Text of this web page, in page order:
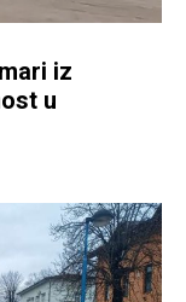
iz
u